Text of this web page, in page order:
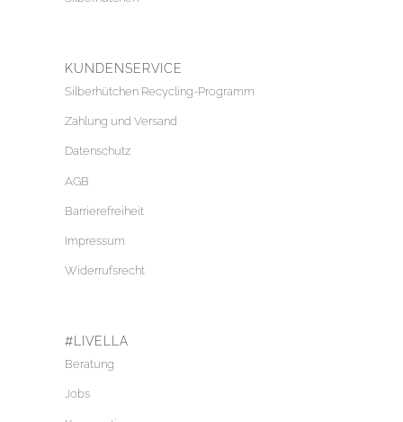
KUNDENSERVICE
Silberhütchen Recycling-Programm
Zahlung und Versand
Datenschutz
AGB
Barrierefreiheit
Impressum
Widerrufsrecht
#LIVELLA
Beratung
Jobs